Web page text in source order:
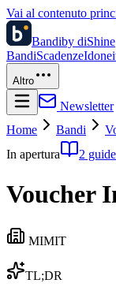
Vai al contenuto
Bandiby diShine
BandiScadenze
Altro
Newsletter
Home
Bandi
In apertura
2
Voucher
MIMIT
TL;DR